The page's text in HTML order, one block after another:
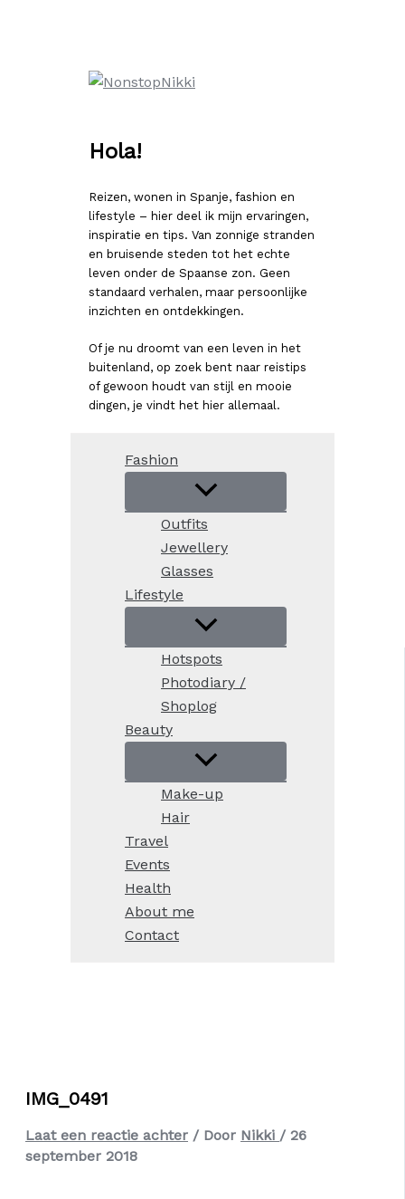
Hola!
Reizen, wonen in Spanje, fashion en
lifestyle – hier deel ik mijn ervaringen,
inspiratie en tips. Van zonnige stranden
en bruisende steden tot het echte
leven onder de Spaanse zon. Geen
standaard verhalen, maar persoonlijke
inzichten en ontdekkingen.
Of je nu droomt van een leven in het
buitenland, op zoek bent naar reistips
of gewoon houdt van stijl en mooie
dingen, je vindt het hier allemaal.
Fashion
Outfits
Jewellery
Glasses
Lifestyle
Hotspots
Photodiary /
Shoplog
Beauty
Make-up
Hair
Travel
Events
Health
About me
Contact
IMG_0491
Laat een reactie achter / Door Nikki / 26
september 2018